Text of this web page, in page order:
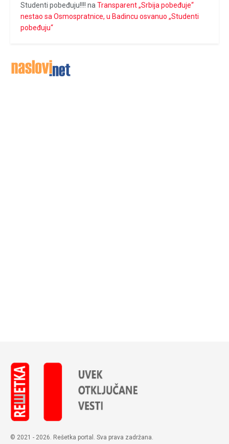
Studenti pobeđuju!!!! na Transparent „Srbija pobeđuje“
nestao sa Osmospratnice, u Badincu osvanuo „Studenti
pobeđuju“
© 2021 - 2026. Rešetka portal. Sva prava zadržana.